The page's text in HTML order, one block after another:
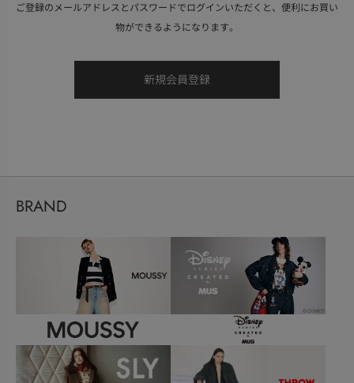
ご登録のメールアドレスとパスワードでログインいただくと、便利にお買い
物ができるようになります。
BRAND